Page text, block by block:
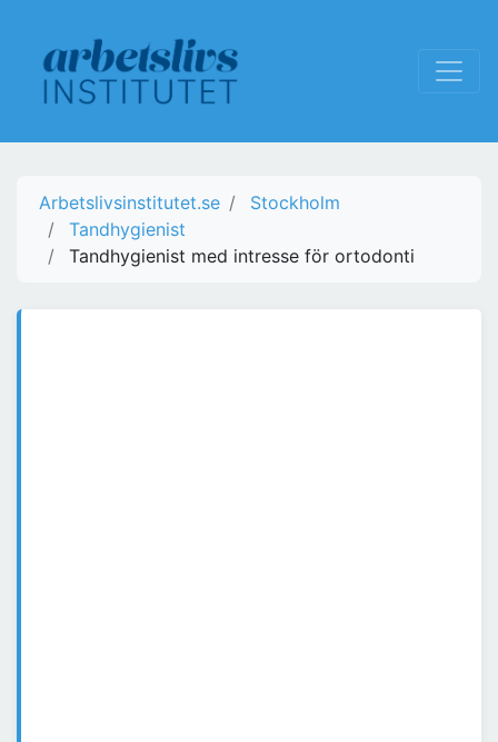
Arbetslivsinstitutet.se
Stockholm
Tandhygienist
Tandhygienist med intresse för ortodonti